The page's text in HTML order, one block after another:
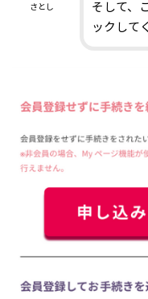
さとし
そして、
ックして